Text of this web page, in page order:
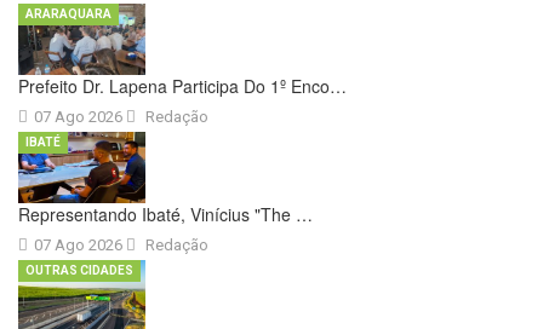
Prefeito Dr. Lapena Participa Do 1º Enco…
07 Ago 2026
ARARAQUARA
Redação
Representando Ibaté, Vinícius "The …
07 Ago 2026
IBATÉ
Redação
OUTRAS CIDADES